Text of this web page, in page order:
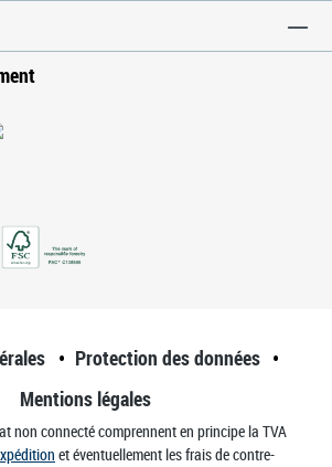
Protection des données
Mentions légales
non connecté comprennent en principe la TVA
et éventuellement les frais de contre-